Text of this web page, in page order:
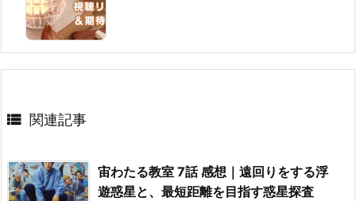
 関連記事
宙わたる教室 7話 感想｜遠回りをする浮
遊惑星と、最短距離を目指す惑星探査